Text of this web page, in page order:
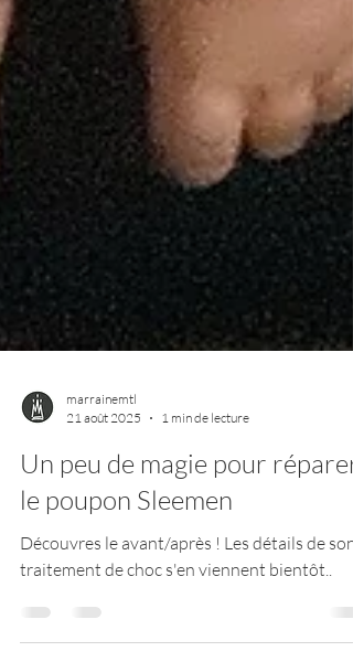
marrainemtl
Un peu de magie pour réparer
le poupon Sleemen
Découvres le avant/après ! Les détails de son